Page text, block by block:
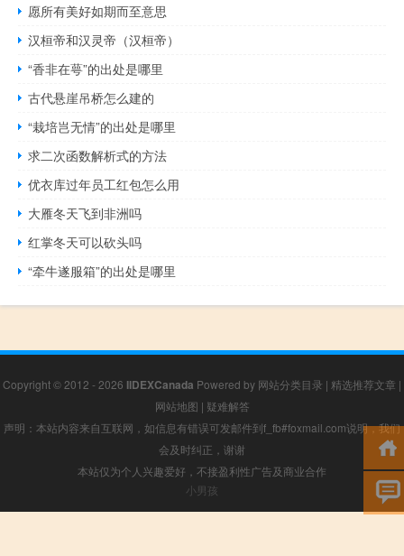
愿所有美好如期而至意思
汉桓帝和汉灵帝（汉桓帝）
“香非在萼”的出处是哪里
古代悬崖吊桥怎么建的
“栽培岂无情”的出处是哪里
求二次函数解析式的方法
优衣库过年员工红包怎么用
大雁冬天飞到非洲吗
红掌冬天可以砍头吗
“牵牛遂服箱”的出处是哪里
Copyright © 2012 - 2026 IIDEXCanada Powered by 网站分类目录 | 精选推荐文章 |
网站地图 | 疑难解答
声明：本站内容来自互联网，如信息有错误可发邮件到f_fb#foxmail.com说明，我们
会及时纠正，谢谢
本站仅为个人兴趣爱好，不接盈利性广告及商业合作
小男孩